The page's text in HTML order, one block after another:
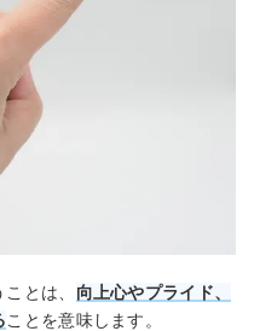
とは、 向上心やプライド、
ことを意味します。